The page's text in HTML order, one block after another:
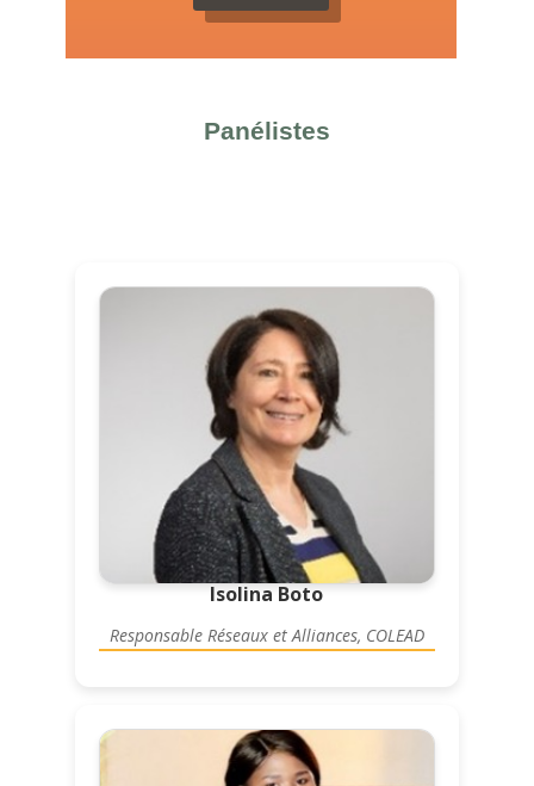
Panélistes
Isolina Boto
Responsable Réseaux et Alliances, COLEAD